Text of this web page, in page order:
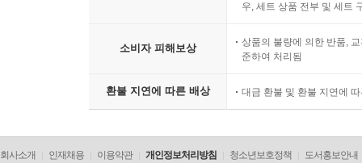
우, 세트 상품 전부 및 세트
소비자 피해보상
상품의 불량에 의한 반품,
준하여 처리됨
환불 지연에 따른 배상 대금 환불 및 환불 지연에
회사소개 인재채용 이용약관 개인정보처리방침 청소년보호정책 도서홍보안내